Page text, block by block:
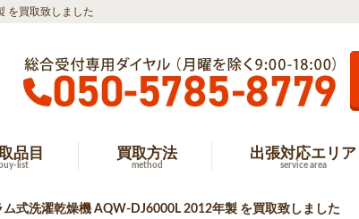
を買取致しました
品目
buy-list
買取方法
method
出張対応エリア
service area
式洗濯乾燥機 AQW-DJ6000L 2012年製 を買取致しました